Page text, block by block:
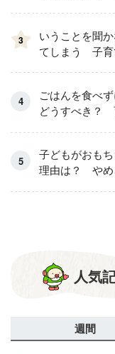
3
いうことを聞
てしまう 子育
ごはんを食べ
どうすべき？
子どもがおも
理由は？ やめ
人気
週間